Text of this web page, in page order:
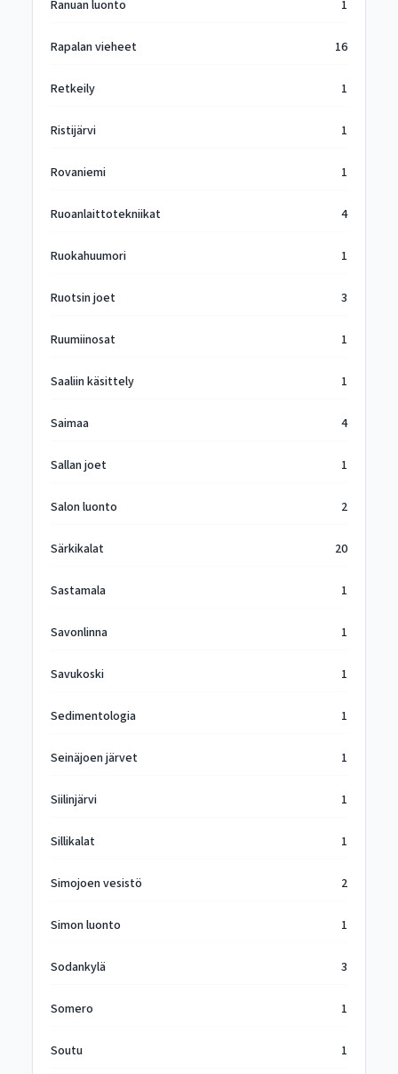
Ranuan luonto 1
Rapalan vieheet 16
Retkeily 1
Ristijärvi 1
Rovaniemi 1
Ruoanlaittotekniikat 4
Ruokahuumori 1
Ruotsin joet 3
Ruumiinosat 1
Saaliin käsittely 1
Saimaa 4
Sallan joet 1
Salon luonto 2
Särkikalat 20
Sastamala 1
Savonlinna 1
Savukoski 1
Sedimentologia 1
Seinäjoen järvet 1
Siilinjärvi 1
Sillikalat 1
Simojoen vesistö 2
Simon luonto 1
Sodankylä 3
Somero 1
Soutu 1